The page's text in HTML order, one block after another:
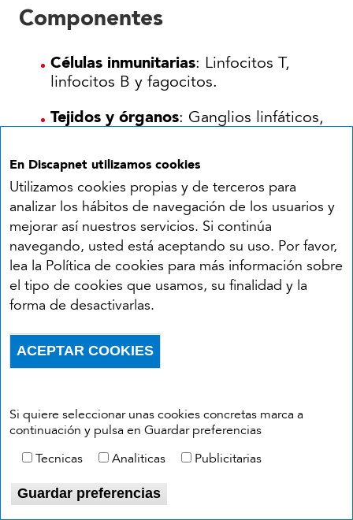
En Discapnet utilizamos cookies
Utilizamos cookies propias y de terceros para
analizar los hábitos de navegación de los usuarios y
mejorar así nuestros servicios. Si continúa
navegando, usted está aceptando su uso. Por favor,
lea la Política de cookies para más información sobre
el tipo de cookies que usamos, su finalidad y la
forma de desactivarlas.
Si quiere seleccionar unas cookies concretas marca a
continuación y pulsa en Guardar preferencias
Tecnicas
Analiticas Publicitarias
Guardar preferencias
ACEPTAR COOKIES
Componentes
Células inmunitarias: Linfocitos T,
linfocitos B y fagocitos.
Tejidos y órganos: Ganglios linfáticos,
Funciones
Defensa contra patógenos : Detecta y
elimina microorganismos invasores.
Memoria inmunitaria: Reconoce y
responde rápidamente a infecciones
previas.
Sistema reproductor
perpetuación de la especie mediante la